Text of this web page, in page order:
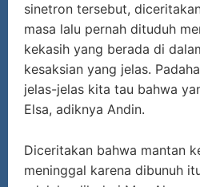
sinetron tersebut,
masa lalu pernah dituduh
kekasih yang berada di
kesaksian yang jelas.
jelas-jelas kita tau bahwa
Elsa, adiknya Andin.
Diceritakan bahwa mantan
meninggal karena dibunuh